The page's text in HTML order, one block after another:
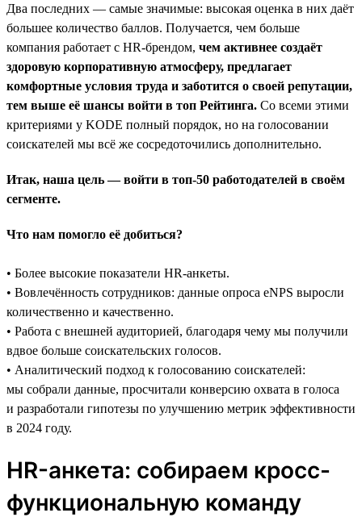
Два последних — самые значимые: высокая оценка в них даёт
большее количество баллов. Получается, чем больше
компания работает с HR-брендом, чем активнее создаёт
здоровую корпоративную атмосферу, предлагает
комфортные условия труда и заботится о своей репутации,
тем выше её шансы войти в топ Рейтинга. Со всеми этими
критериями у KODE полный порядок, но на голосовании
соискателей мы всё же сосредоточились дополнительно.
Итак, наша цель — войти в топ-50 работодателей в своём
сегменте.
Что нам помогло её добиться?
• Более высокие показатели HR-анкеты.
• Вовлечённость сотрудников: данные опроса eNPS выросли
количественно и качественно.
• Работа с внешней аудиторией, благодаря чему мы получили
вдвое больше соискательских голосов.
• Аналитический подход к голосованию соискателей:
мы собрали данные, просчитали конверсию охвата в голоса
и разработали гипотезы по улучшению метрик эффективности
в 2024 году.
HR-анкета: собираем кросс-
функциональную команду